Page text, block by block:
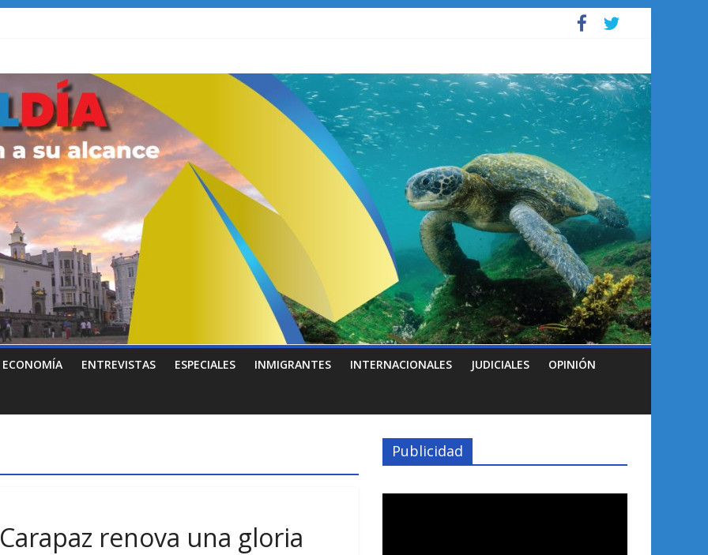
ECONOMÍA ENTREVISTAS ESPECIALES INMIGRANTES INTERNACIONALES JUDICIALES OPINIÓN
renova una gloria
Publicidad